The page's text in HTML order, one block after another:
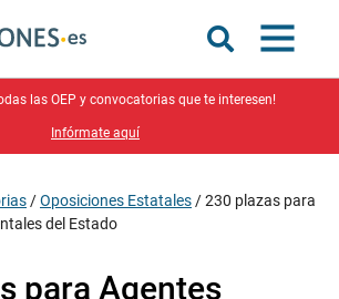
las OEP y convocatorias que te interesen!
Infórmate aquí
/Oposiciones Estatales /230 plazas para
del Estado
para Agentes